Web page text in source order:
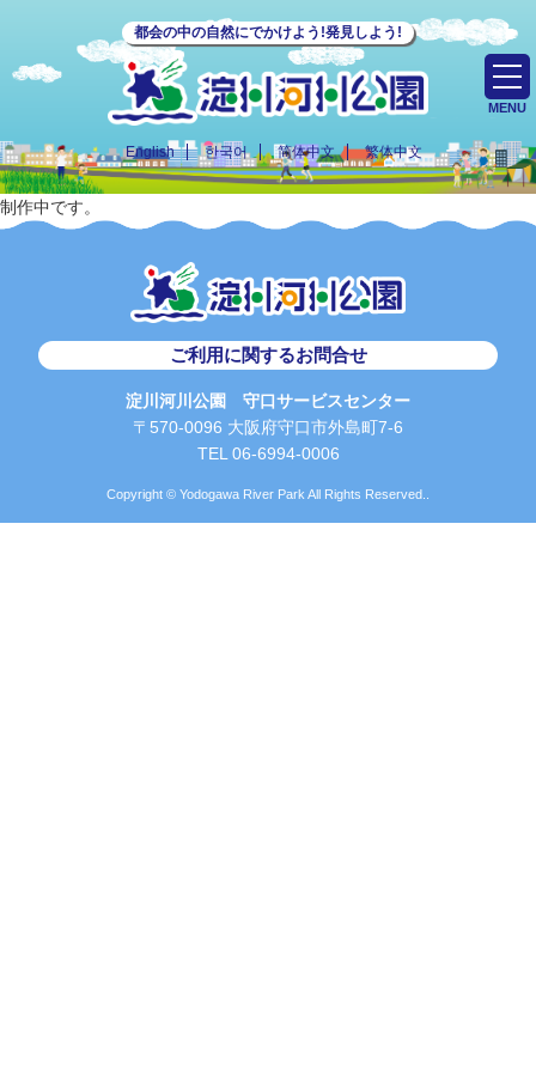
都会の中の自然にでかけよう!発見しよう!
English 한국어 简体中文 繁体中文
MENU
制作中です。
ご利用に関するお問合せ
淀川河川公園 守口サービスセンター
〒570-0096 大阪府守口市外島町7-6
TEL 06-6994-0006
Copyright © Yodogawa River Park All Rights Reserved..